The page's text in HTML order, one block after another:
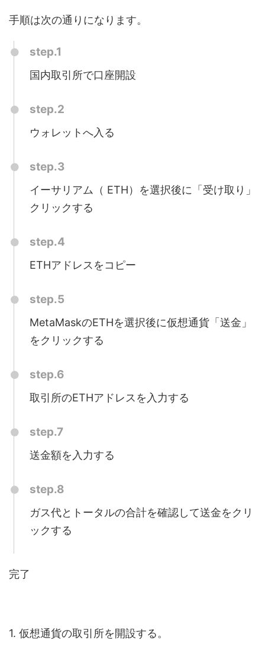
手順は次の通りになります。
step.1
国内取引所で口座開設
step.2
ウォレットへ入る
step.3
イーサリアム（ ETH）を選択後に「受け取り」
クリックする
step.4
ETHアドレスをコピー
step.5
MetaMaskのETHを選択後に仮想通貨「送金」
をクリックする
step.6
取引所のETHアドレスを入力する
step.7
送金額を入力する
step.8
ガス代とトータルの合計を確認して送金をクリ
ックする
完了
1. 仮想通貨の取引所を開設する。